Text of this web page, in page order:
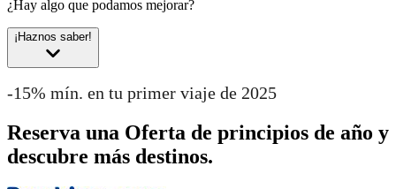
¿Hay algo que podamos mejorar?
¡Haznos saber!
-15% mín. en tu primer viaje de 2025
Reserva una Oferta de principios de año y
descubre más destinos.